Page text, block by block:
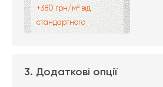
+380 грн/м² від
стандартного
3. Додаткові опції